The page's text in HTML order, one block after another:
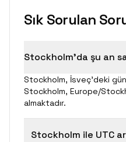
Sık Sorulan
Stockholm'da şu an
Stockholm, İsveç'deki
Stockholm, Europe/
almaktadır.
Stockholm ile UTC